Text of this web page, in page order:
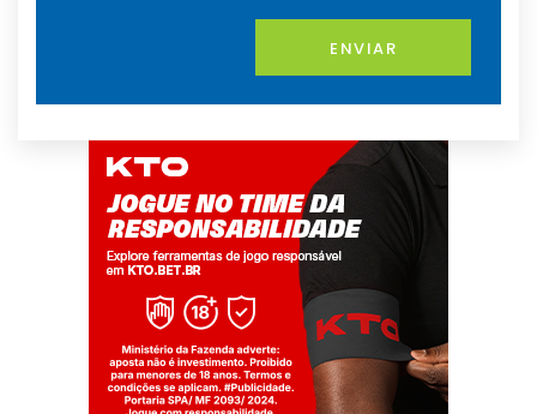
ENVIAR